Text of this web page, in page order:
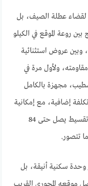
لقضاء عطلة الصيف، بل
روعة الموقع في الكيلو
وبين عروض استثنائية
ولأول مرة في
مجهزة بالكامل
إضافية، مع إمكانية
السداد المريح بمقدم يبدأ من 10% فقط، وتقسيط يصل حتى 84
تتصور.
وحدة سكنية أنيقة، بل
موقعه المحوري القريب